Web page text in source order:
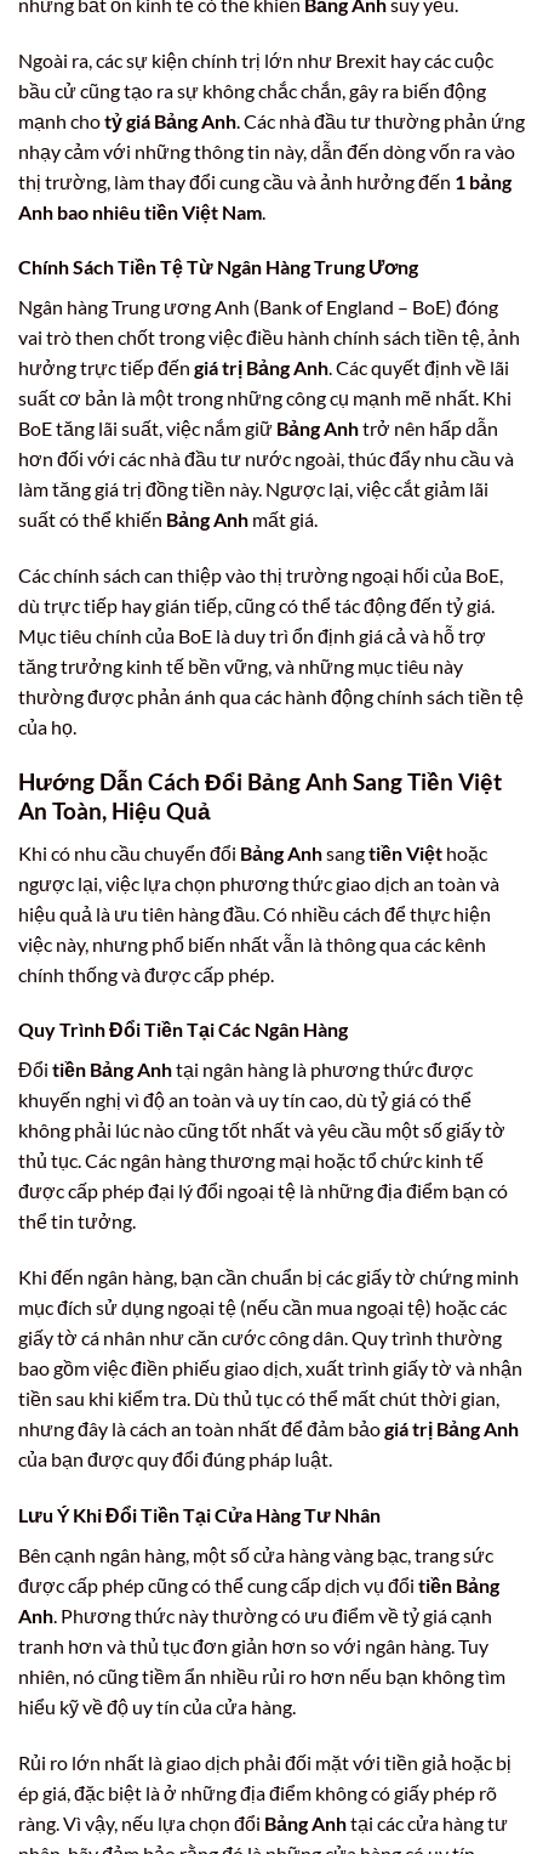
Ngoài ra, các sự kiện chính trị lớn như Brexit hay các cuộc
bầu cử cũng tạo ra sự không chắc chắn, gây ra biến động
mạnh chotỷ giá Bảng Anh . Các nhà đầu tư thường phản ứng
nhạy cảm với những thông tin này, dẫn đến dòng vốn ra vào
thị trường, làm thay đổi cung cầu và ảnh hưởng đến 1 bảng
Anh bao nhiêu tiền Việt Nam
Chính Sách Tiền Tệ Từ Ngân Hàng Trung Ương
Ngân hàng Trung ương Anh (Bank of England – BoE) đóng
vai trò then chốt trong việc điều hành chính sách tiền tệ, ảnh
hưởng trực tiếp đến giá trị Bảng Anh. Các quyết định về lãi
suất cơ bản là một trong những công cụ mạnh mẽ nhất. Khi
BoE tăng lãi suất, việc nắm giữ Bảng Anhtrở nên hấp dẫn
hơn đối với các nhà đầu tư nước ngoài, thúc đẩy nhu cầu và
làm tăng giá trị đồng tiền này. Ngược lại, việc cắt giảm lãi
suất có thể khiến Bảng Anh mất giá.
Các chính sách can thiệp vào thị trường ngoại hối của BoE,
dù trực tiếp hay gián tiếp, cũng có thể tác động đến tỷ giá.
Mục tiêu chính của BoE là duy trì ổn định giá cả và hỗ trợ
tăng trưởng kinh tế bền vững, và những mục tiêu này
thường được phản ánh qua các hành động chính sách tiền tệ
của họ.
Hướng Dẫn Cách Đổi Bảng Anh SangTiền Việt
An Toàn, Hiệu Quả
Khi có nhu cầu chuyển đổi Bảng Anhsangtiền Việt hoặc
ngược lại, việc lựa chọn phương thức giao dịch an toàn và
hiệu quả là ưu tiên hàng đầu. Có nhiều cách để thực hiện
việc này, nhưng phổ biến nhất vẫn là thông qua các kênh
chính thống và được cấp phép.
Quy Trình Đổi Tiền Tại Các Ngân Hàng
Đổi tiền Bảng Anhtại ngân hàng là phương thức được
khuyến nghị vì độ an toàn và uy tín cao, dù tỷ giá có thể
không phải lúc nào cũng tốt nhất và yêu cầu một số giấy tờ
thủ tục. Các ngân hàng thương mại hoặc tổ chức kinh tế
được cấp phép đại lý đổi ngoại tệ là những địa điểm bạn có
thể tin tưởng.
Khi đến ngân hàng, bạn cần chuẩn bị các giấy tờ chứng minh
mục đích sử dụng ngoại tệ (nếu cần mua ngoại tệ) hoặc các
giấy tờ cá nhân như căn cước công dân. Quy trình thường
bao gồm việc điền phiếu giao dịch, xuất trình giấy tờ và nhận
tiền sau khi kiểm tra. Dù thủ tục có thể mất chút thời gian,
nhưng đây là cách an toàn nhất để đảm bảogiá trị Bảng Anh
của bạn được quy đổi đúng pháp luật.
Lưu Ý Khi Đổi Tiền Tại Cửa Hàng Tư Nhân
Bên cạnh ngân hàng, một số cửa hàng vàng bạc, trang sức
được cấp phép cũng có thể cung cấp dịch vụ đổi tiền Bảng
Anh. Phương thức này thường có ưu điểm về tỷ giá cạnh
tranh hơn và thủ tục đơn giản hơn so với ngân hàng. Tuy
nhiên, nó cũng tiềm ẩn nhiều rủi ro hơn nếu bạn không tìm
hiểu kỹ về độ uy tín của cửa hàng.
Rủi ro lớn nhất là giao dịch phải đối mặt với tiền giả hoặc bị
ép giá, đặc biệt là ở những địa điểm không có giấy phép rõ
ràng. Vì vậy, nếu lựa chọn đổi Bảng Anhtại các cửa hàng tư